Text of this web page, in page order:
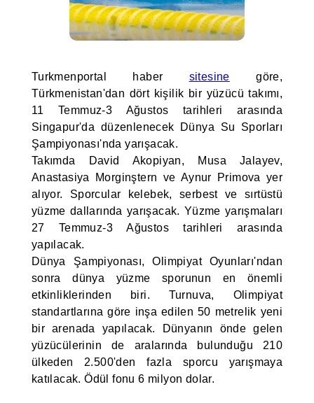
Turkmenportal haber sitesine göre,
Türkmenistan'dan dört kişilik bir yüzücü takımı,
11 Temmuz-3 Ağustos tarihleri arasında
Singapur'da düzenlenecek Dünya Su Sporları
Şampiyonası'nda yarışacak.
Takımda David Akopiyan, Musa Jalayev,
Anastasiya Morginştern ve Aynur Primova yer
alıyor. Sporcular kelebek, serbest ve sırtüstü
yüzme dallarında yarışacak. Yüzme yarışmaları
27 Temmuz-3 Ağustos tarihleri arasında
yapılacak.
Dünya Şampiyonası, Olimpiyat Oyunları'ndan
sonra dünya yüzme sporunun en önemli
etkinliklerinden biri. Turnuva, Olimpiyat
standartlarına göre inşa edilen 50 metrelik yeni
bir arenada yapılacak. Dünyanın önde gelen
yüzücülerinin de aralarında bulunduğu 210
ülkeden 2.500'den fazla sporcu yarışmaya
katılacak. Ödül fonu 6 milyon dolar.